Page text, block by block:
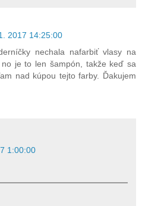
2017 14:25:00
nechala nafarbiť vlasy na
je to len šampón, takže keď sa
nad kúpou tejto farby. Ďakujem
1:00:00